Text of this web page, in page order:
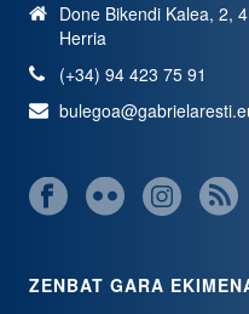
Done Bikendi Kalea, 2,
Herria
(+34) 94 423 75 91
ZENBAT GARA